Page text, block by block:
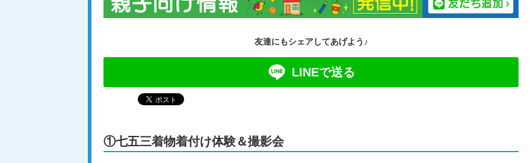
友達にもシェアしてあげよう♪
LINEで送る
①七五三着物着付け体験＆撮影会